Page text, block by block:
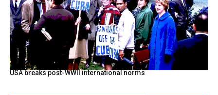
USA breaks post-WWII international norms